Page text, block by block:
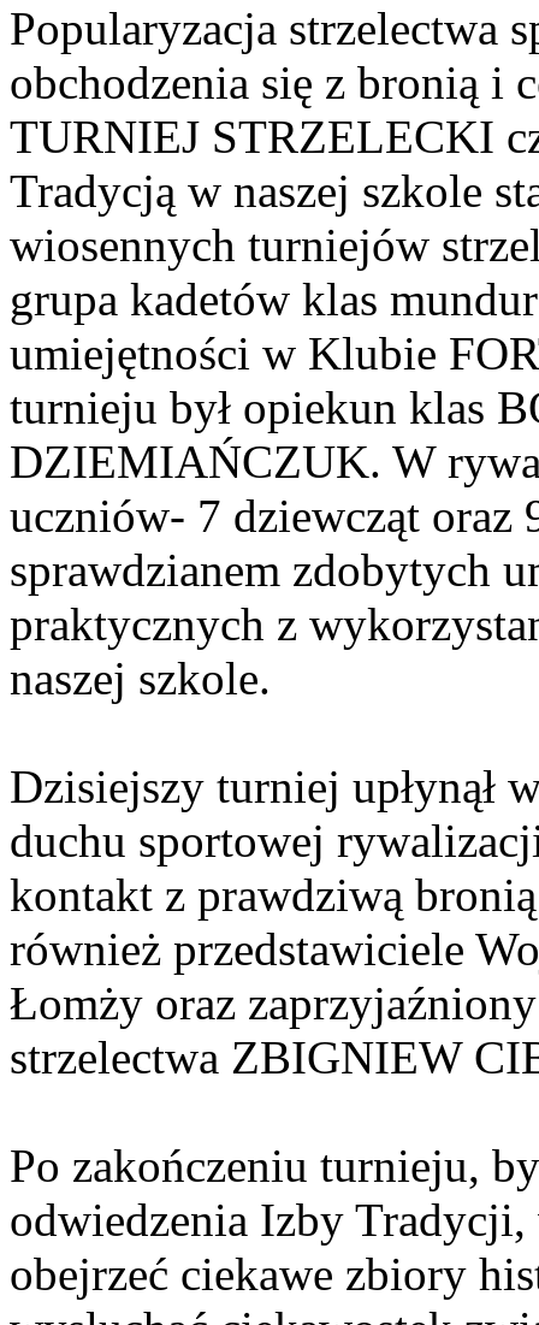
Popularyzacja strzelectwa
obchodzenia się z bronią
TURNIEJ STRZELECKI
Tradycją w naszej szkole
wiosennych turniejów
grupa kadetów klas
umiejętności w Klubie
turnieju był opiekun klas
DZIEMIAŃCZUK. W
uczniów- 7 dziewcząt oraz
sprawdzianem zdobytych
praktycznych z
naszej szkole.
Dzisiejszy turniej upłynął
duchu sportowej
kontakt z prawdziwą
również przedstawiciele
Łomży oraz
strzelectwa ZBIGNIEW
Po zakończeniu turnieju,
odwiedzenia Izby
obejrzeć ciekawe zbiory